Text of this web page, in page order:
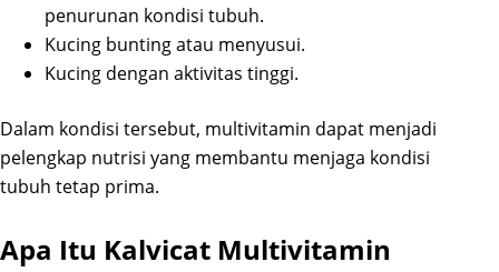
penurunan kondisi tubuh.
Kucing bunting atau menyusui.
Kucing dengan aktivitas tinggi.
Dalam kondisi tersebut, multivitamin dapat menjadi
pelengkap nutrisi yang membantu menjaga kondisi
tubuh tetap prima.
Apa Itu Kalvicat Multivitamin